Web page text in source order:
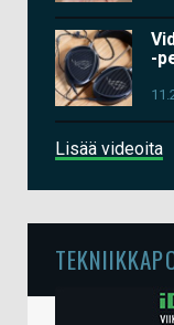
-
Lisää videoita